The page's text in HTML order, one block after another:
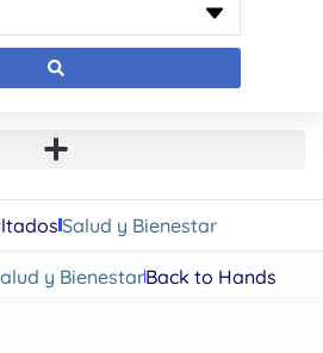
Salud y Bienestar
y BienestarBack to Hands